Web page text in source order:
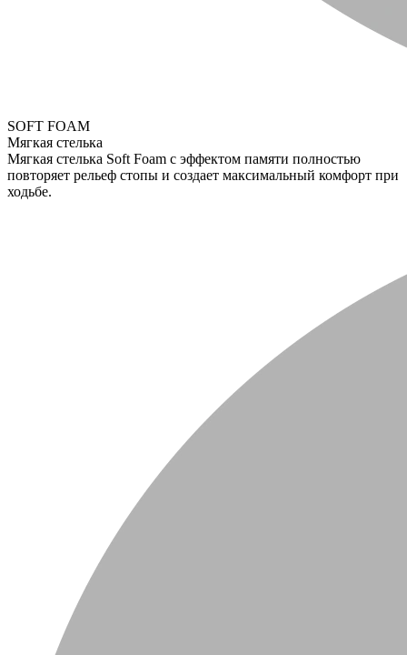
SOFT FOAM
Мягкая стелька
Мягкая стелька Soft Foam с эффектом памяти полностью
повторяет рельеф стопы и создает максимальный комфорт при
ходьбе.